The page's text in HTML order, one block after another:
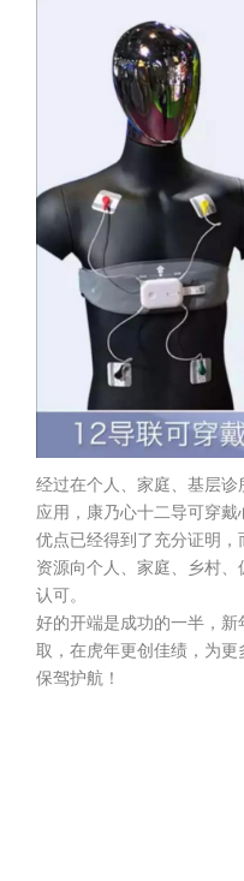
经过在个人、家庭、基层
应用，康乃心十二导可穿
优点已经得到了充分证明
资源向个人、家庭、乡村
认可。
好的开端是成功的一半，
取，在虎年更创佳绩，为
保驾护航！